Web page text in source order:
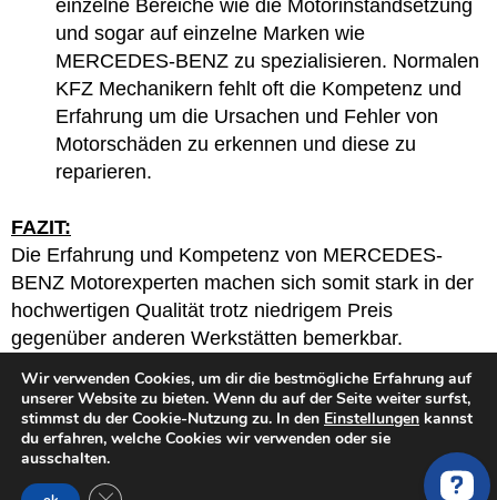
einzelne Bereiche wie die Motorinstandsetzung
und sogar auf einzelne Marken wie
MERCEDES-BENZ zu spezialisieren. Normalen
KFZ Mechanikern fehlt oft die Kompetenz und
Erfahrung um die Ursachen und Fehler von
Motorschäden zu erkennen und diese zu
reparieren.
FAZIT:
Die Erfahrung und Kompetenz von MERCEDES-
BENZ Motorexperten machen sich somit stark in der
hochwertigen Qualität trotz niedrigem Preis
gegenüber anderen Werkstätten bemerkbar.
die Macken von MERCEDES-BENZ 319 CDI
Motoren und können diese schnell und zuverlässig
beheben durch den Einsatz von optimierte und
Wir verwenden Cookies, um dir die bestmögliche Erfahrung auf
unserer Website zu bieten. Wenn du auf der Seite weiter surfst,
stimmst du der Cookie-Nutzung zu. In den Einstellungen kannst
du erfahren, welche Cookies wir verwenden oder sie
ausschalten.
GDPR Cookie-Banner schließen